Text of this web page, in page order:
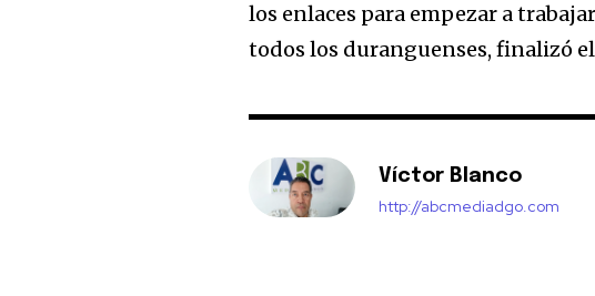
los enlaces para empezar a
todos los duranguenses, finalizó
Víctor Blanco
http://abcmediadgo.com